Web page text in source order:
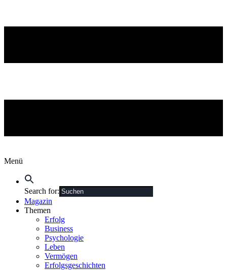
Menü
Search for:
Magazin
Themen
Erfolg
Business
Psychologie
Leben
Vermögen
Erfolgsgeschichten